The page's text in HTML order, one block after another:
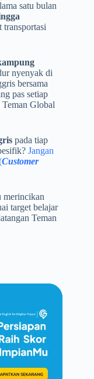
satu bulan
transportasi
nyenyak di
bersama
pas setiap
Teman Global
pada tiap
Jangan
Customer
merincikan
target belajar
Teman